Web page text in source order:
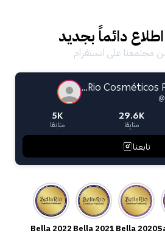
للشعر الدهني والقشرة، حيث يحتوي
على تحسين صحة فروة الرأس وتقليل
دائماً بجديد
مجتمعنا على انستقرام
Bella Rio Cosméticos Profissional
@
29.6K
متابِعًا
5K
متابَعًا
تابعنا
Bella 2020
Bella 2021
Bella 2022